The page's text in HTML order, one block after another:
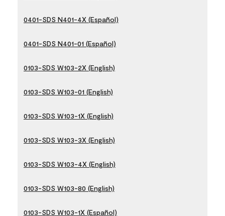
0401-SDS N401-4X (Español)
0401-SDS N401-01 (Español)
0103-SDS W103-2X (English)
0103-SDS W103-01 (English)
0103-SDS W103-1X (English)
0103-SDS W103-3X (English)
0103-SDS W103-4X (English)
0103-SDS W103-80 (English)
0103-SDS W103-1X (Español)